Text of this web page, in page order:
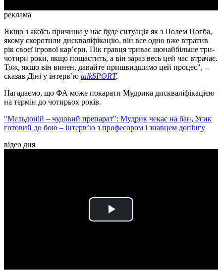
реклама
Якщо з якоїсь причини у нас буде ситуація як з Полем Погба,
якому скоротили дискваліфікацію, він все одно вже втратив
рік своєї ігрової кар’єри. Пік гравця триває щонайбільше три-
чотири роки, якщо пощастить, а він зараз весь цей час втрачає.
Тож, якщо він винен, давайте пришвидшимо цей процес", –
сказав Діні у інтервʼю talkSPORT.
Нагадаємо, що ФА може покарати Мудрика дискваліфікацією
на термін до чотирьох років.
"Мельдоній – чудовий препарат": Мудрик чекає на бан, Усик
готовий до бою – інтерв’ю з професором і знавцем допінгу
відео дня
Play